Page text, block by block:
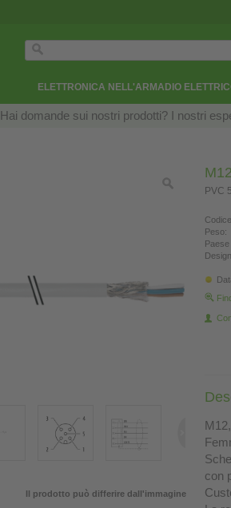
ELETTRONICA NELL'ARMADIO
Hai domande sui nostri prodotti? I nostri
Il prodotto può differire dall'immagine
PVC
Peso:
con